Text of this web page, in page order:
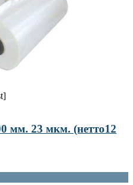
мм. 23 мкм. (нетто12